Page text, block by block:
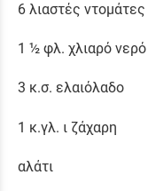
6 λιαστές
1 ½ φλ. χλιαρό νερό
3 κ.σ. ελαιόλαδο
1 κ.γλ. ι ζάχαρη
αλάτι